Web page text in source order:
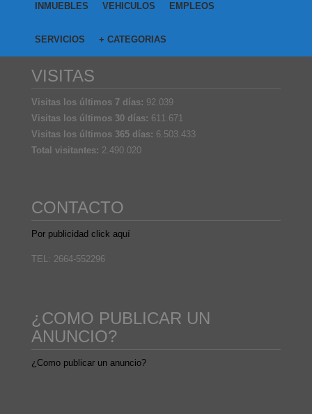
INMUEBLES VEHICULOS EMPLEOS
SERVICIOS + CATEGORIAS
VISITAS
Visitas los últimos 7 días: 92.039
Visitas los últimos 30 días: 611.671
Visitas los últimos 365 días: 6.503.433
Total visitantes: 2.490.020
CONTACTO
Por publicidad click aquí
TEL: 2664-552296
¿COMO PUBLICAR UN
ANUNCIO?
¿Como publicar un anuncio?